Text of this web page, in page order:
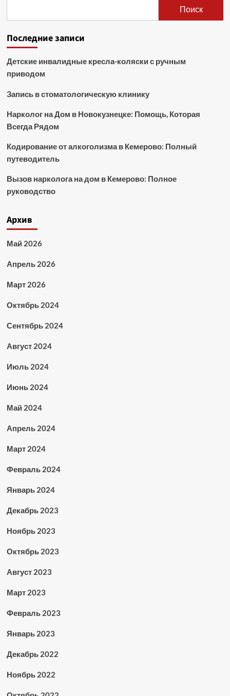
Поиск
Последние записи
Детские инвалидные кресла-коляски с ручным
приводом
Запись в стоматологическую клинику
Нарколог на Дом в Новокузнецке: Помощь, Которая
Всегда Рядом
Кодирование от алкоголизма в Кемерово: Полный
путеводитель
Вызов нарколога на дом в Кемерово: Полное
руководство
Архив
Май 2026
Апрель 2026
Март 2026
Октябрь 2024
Сентябрь 2024
Август 2024
Июль 2024
Июнь 2024
Май 2024
Апрель 2024
Март 2024
Февраль 2024
Январь 2024
Декабрь 2023
Ноябрь 2023
Октябрь 2023
Август 2023
Март 2023
Февраль 2023
Январь 2023
Декабрь 2022
Ноябрь 2022